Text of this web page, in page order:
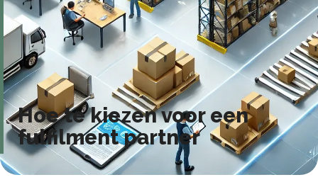
Hoe te kiezen voor een
fulfilment partner